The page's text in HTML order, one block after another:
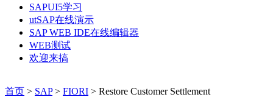
SAPUI5学习
utSAP在线演示
SAP WEB IDE在线编辑器
WEB测试
欢迎来搞
首页 > SAP> FIORI > Restore Customer Settlement